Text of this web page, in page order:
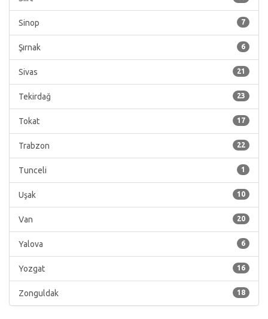
7
Sinop
6
Şırnak
21
Sivas
23
Tekirdağ
17
Tokat
22
Trabzon
1
Tunceli
10
Uşak
20
Van
6
Yalova
16
Yozgat
18
Zonguldak